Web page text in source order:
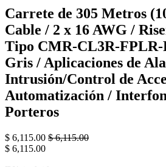
Carrete de 305 Metros
Cable / 2 x 16 AWG /
Tipo CMR-CL3R-
Gris / Aplicaciones de
Intrusión/Control de
Automatización /
Porteros
$ 6,115.00 $6,115.00
$ 6,115.00